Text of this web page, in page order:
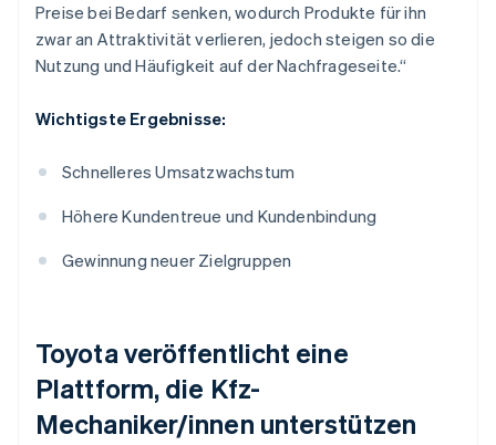
Preise bei Bedarf senken, wodurch Produkte für ihn
zwar an Attraktivität verlieren, jedoch steigen so die
Nutzung und Häufigkeit auf der Nachfrageseite.“
Wichtigste Ergebnisse:
Schnelleres Umsatzwachstum
Höhere Kundentreue und Kundenbindung
Gewinnung neuer Zielgruppen
Toyota veröffentlicht eine
Plattform, die Kfz-
Mechaniker/innen unterstützen